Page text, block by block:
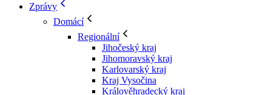
Zprávy
Domácí
Regionální
Jihočeský kraj
Jihomoravský kraj
Karlovarský kraj
Kraj Vysočina
Králověhradecký kraj